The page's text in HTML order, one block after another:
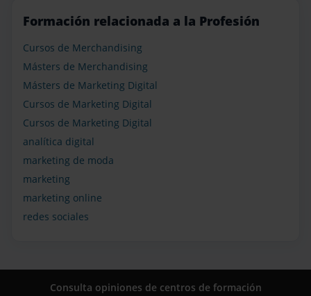
Formación relacionada a la Profesión
Cursos de Merchandising
Másters de Merchandising
Másters de Marketing Digital
Cursos de Marketing Digital
Cursos de Marketing Digital
analítica digital
marketing de moda
marketing
marketing online
redes sociales
Consulta opiniones de centros de formación